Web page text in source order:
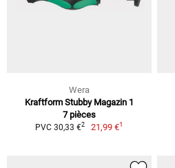
Wera
Kraftform Stubby Magazin 1
7 pièces
PVC 30,33 €2 21,99 €1